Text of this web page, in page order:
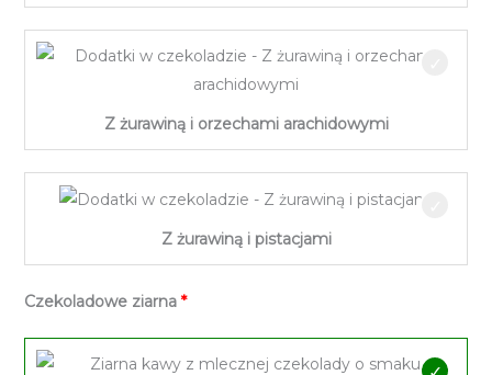
Z żurawiną i orzechami arachidowymi
Z żurawiną i pistacjami
Czekoladowe ziarna